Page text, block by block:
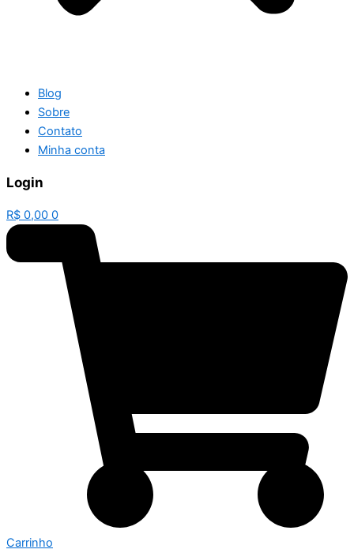
Blog
Sobre
Contato
Minha conta
Login
R$ 0,00 0
Carrinho